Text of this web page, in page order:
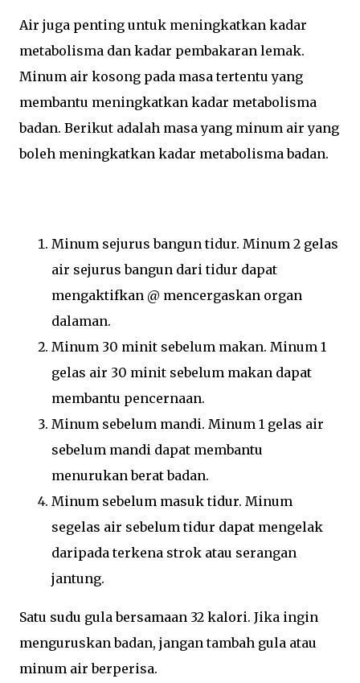
Air juga penting untuk meningkatkan kadar
metabolisma dan kadar pembakaran lemak.
Minum air kosong pada masa tertentu yang
membantu meningkatkan kadar metabolisma
badan. Berikut adalah masa yang minum air yang
boleh meningkatkan kadar metabolisma badan.
Minum sejurus bangun tidur. Minum 2 gelas
air sejurus bangun dari tidur dapat
mengaktifkan @ mencergaskan organ
dalaman.
Minum 30 minit sebelum makan. Minum 1
gelas air 30 minit sebelum makan dapat
membantu pencernaan.
Minum sebelum mandi. Minum 1 gelas air
sebelum mandi dapat membantu
menurukan berat badan.
Minum sebelum masuk tidur. Minum
segelas air sebelum tidur dapat mengelak
daripada terkena strok atau serangan
jantung.
Satu sudu gula bersamaan 32 kalori. Jika ingin
menguruskan badan, jangan tambah gula atau
minum air berperisa.